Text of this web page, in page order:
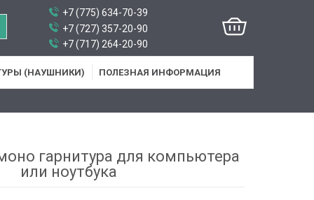
+7 (775) 634-70-39
+7 (727) 357-20-90
+7 (717) 264-20-90
(НАУШНИКИ) ПОЛЕЗНАЯ ИНФОРМАЦИЯ
гарнитура для компьютера
или ноутбука